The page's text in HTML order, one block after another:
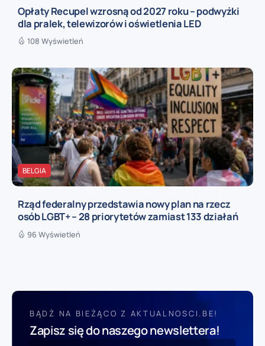
Opłaty Recupel wzrosną od 2027 roku – podwyżki
dla pralek, telewizorów i oświetlenia LED
108 Wyświetleń
BELGIA
Rząd federalny przedstawia nowy plan na rzecz
osób LGBT+ – 28 priorytetów zamiast 133 działań
96 Wyświetleń
BĄDŹ NA BIEŻĄCO Z AKTUALNOSCI.BE!
Zapisz się do naszego newslettera!